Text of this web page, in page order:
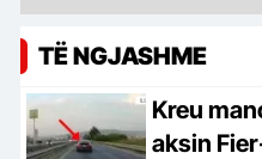
TË NGJASHME
Kreu
aksin